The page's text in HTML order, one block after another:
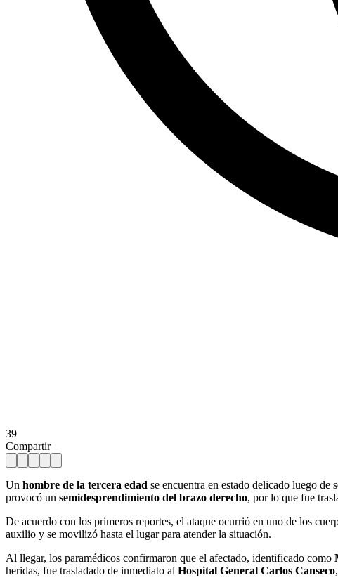
39
Compartir
Un hombre de la tercera edad se encuentra en estado delicado luego de
provocó un semidesprendimiento del brazo derecho, por lo que fue
De acuerdo con los primeros reportes, el ataque ocurrió en uno de los
auxilio y se movilizó hasta el lugar para atender la situación.
Al llegar, los paramédicos confirmaron que el afectado, identificado como
heridas, fue trasladado de inmediato al Hospital General Carlos Canseco